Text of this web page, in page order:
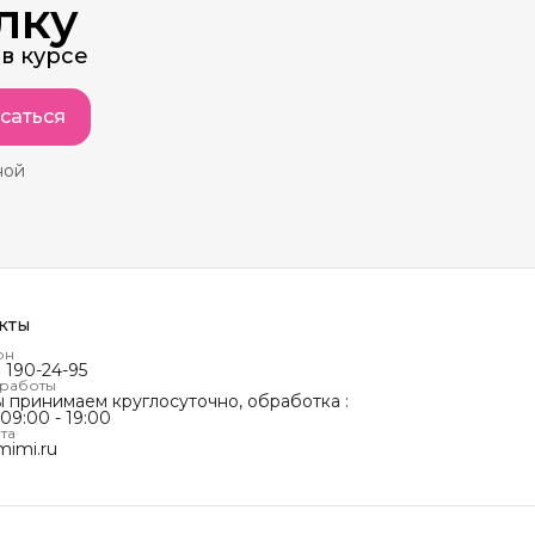
курсе
190-24-95
принимаем круглосуточно, обработка :
- 19:00